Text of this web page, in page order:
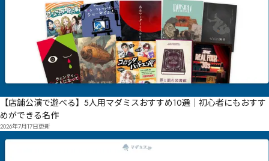
【店舗公演で遊べる】5人用マダミスおすすめ10選｜初心者にもおすす
めができる名作
2026年7月17日更新